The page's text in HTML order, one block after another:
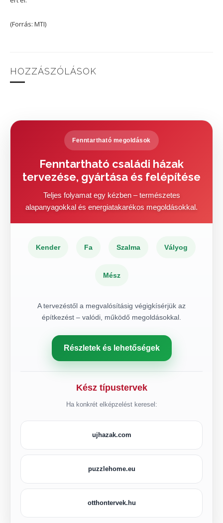
(Forrás: MTI)
HOZZÁSZÓLÁSOK
Fenntartható megoldások
Fenntartható családi házak
tervezése, gyártása és felépítése
Teljes folyamat egy kézben – természetes
alapanyagokkal és energiatakarékos megoldásokkal.
Kender Fa Szalma Vályog
Mész
A tervezéstől a megvalósításig végigkísérjük az
építkezést – valódi, működő megoldásokkal.
Részletek és lehetőségek
Kész típustervek
Ha konkrét elképzelést keresel:
ujhazak.com
puzzlehome.eu
otthontervek.hu